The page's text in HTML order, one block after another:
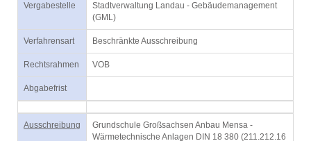
Vergabestelle
Stadtverwaltung Landau - Gebäudemanagement
(GML)
Verfahrensart Beschränkte Ausschreibung
Rechtsrahmen VOB
Abgabefrist
Ausschreibung
Grundschule Großsachsen Anbau Mensa -
Wärmetechnische Anlagen DIN 18 380 (211.212.16